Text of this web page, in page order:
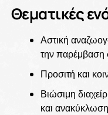
Θεματικές
Αστική
την
Προσιτή και
Βιώσιμη
και ανακύκλωση